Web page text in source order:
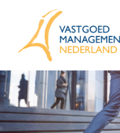
inhoud
VGM
NL
dé
branchevereniging
voor
vastgoed-